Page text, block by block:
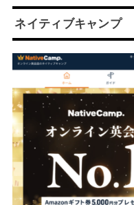
ネイティブキャンプ